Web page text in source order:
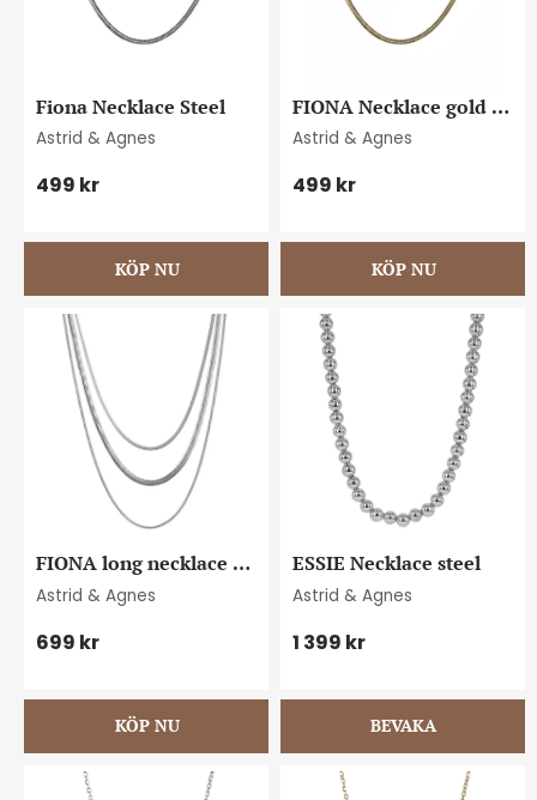
Fiona Necklace Steel
Astrid & Agnes
499 kr
FIONA Necklace gold
5mm
Astrid & Agnes
499 kr
FIONA long necklace
steel
Astrid & Agnes
699 kr
ESSIE Necklace steel
Astrid & Agnes
1 399 kr